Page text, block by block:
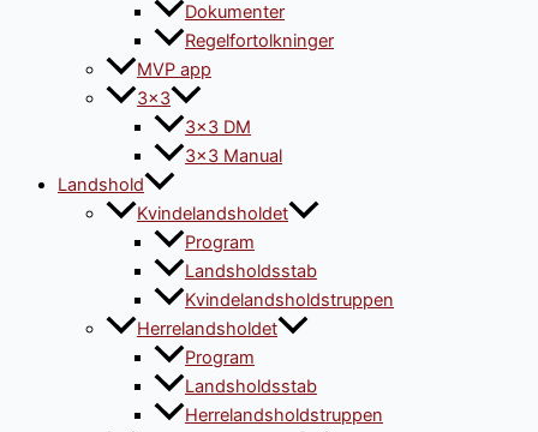
Dokumenter
Regelfortolkninger
MVP app
3×3
3×3 DM
3×3 Manual
Landshold
Kvindelandsholdet
Program
Landsholdsstab
Kvindelandsholdstruppen
Herrelandsholdet
Program
Landsholdsstab
Herrelandsholdstruppen